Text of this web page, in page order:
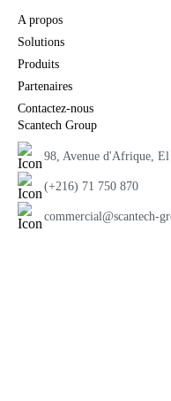
A propos
Solutions
Produits
Partenaires
Contactez-nous
Scantech Group
98, Avenue d'Afrique,
(+216) 71 750 870
commercial@scantech-